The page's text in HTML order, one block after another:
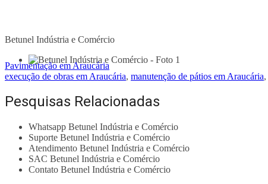
Betunel Indústria e Comércio
Pavimentação em Araucária
execução de obras em Araucária, manutenção de pátios em Araucária,
Pesquisas Relacionadas
Whatsapp Betunel Indústria e Comércio
Suporte Betunel Indústria e Comércio
Atendimento Betunel Indústria e Comércio
SAC Betunel Indústria e Comércio
Contato Betunel Indústria e Comércio